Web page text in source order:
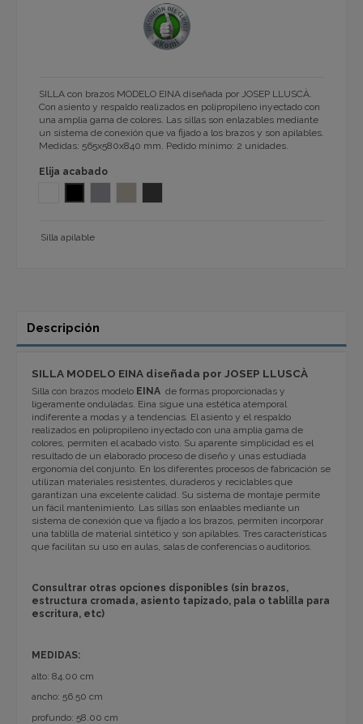
SILLA con brazos MODELO EINA diseñada por JOSEP LLUSCÀ.
Con asiento y respaldo realizados en polipropileno inyectado con
una amplia gama de colores. Las sillas son enlazables mediante
un sistema de conexión que va fijado a los brazos y son apilables.
Medidas: 565x580x840 mm. Pedido mínimo: 2 unidades.
Elija acabado
Silla apilable
Descripción
SILLA MODELO EINA diseñada por JOSEP LLUSCÀ
Silla con brazos modelo EINA de formas proporcionadas y
ligeramente onduladas. Eina sigue una estética atemporal
indiferente a modas y a tendencias. El asiento y el respaldo
realizados en polipropileno inyectado con una amplia gama de
colores, permiten el acabado visto. Su aparente simplicidad es el
resultado de un elaborado proceso de diseño y unas estudiada
ergonomía del conjunto. En los diferentes procesos de fabricación se
utilizan materiales resistentes, duraderos y reciclables que
garantizan una excelente calidad. Su sistema de montaje permite
un fácil mantenimiento. Las sillas son enlaables mediante un
sistema de conexión que va fijado a los brazos, permiten incorporar
una tablilla de material sintético y son apilables. Tres características
que facilitan su uso en aulas, salas de conferencias o auditorios.
Consultrar otras opciones disponibles (sin brazos,
estructura cromada, asiento tapizado, pala o tablilla para
escritura, etc)
MEDIDAS:
alto: 84.00 cm
ancho: 56.50 cm
profundo: 58.00 cm